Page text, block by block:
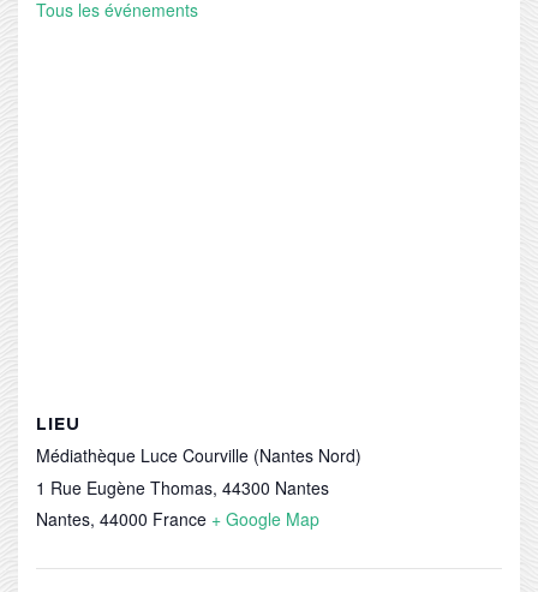
Tous les événements
LIEU
Médiathèque Luce Courville (Nantes Nord)
1 Rue Eugène Thomas, 44300 Nantes
Nantes, 44000 France + Google Map